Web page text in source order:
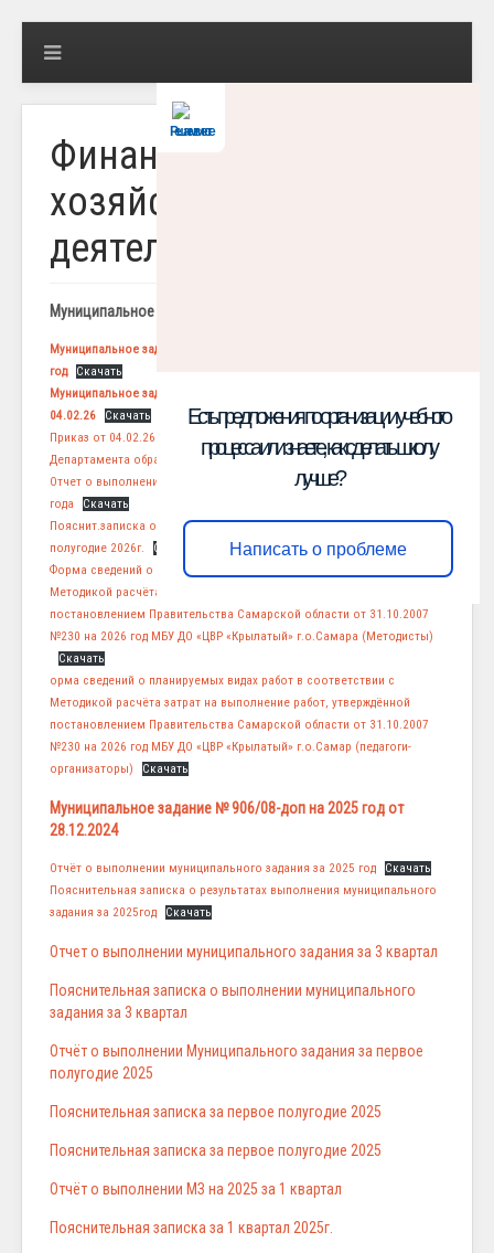
Решаем вместе
Есть предложения по организации учебного
процесса или знаете, как сделать школу
лучше?
Написать о проблеме
Финансово-
хозяйственная
деятельность
Муниципальное задание
Муниципальное задание 906/УДО/2026-6-3-изм на 2 полугодие 2026
год
Скачать
Муниципальное задание № 906/УДО/2026-1/1-изм на 2026год от
04.02.26
Скачать
Приказ от 04.02.26 № 73-од «О внесении изменений в приказ
Департамента образования от 30.12.2025г. № 1662-од
Скачать
Отчет о выполнении муниципальног задания за 1 полугодие 2026
года
Скачать
Пояснит.записка о выполнении муниципального задания за 1
полугодие 2026г.
Скачать
Форма сведений о планируемых видах работ в соответствии с
Методикой расчёта затрат на выполнение работ, утверждённой
постановлением Правительства Самарской области от 31.10.2007
№230 на 2026 год МБУ ДО «ЦВР «Крылатый» г.о.Самара (Методисты)
Скачать
орма сведений о планируемых видах работ в соответствии с
Методикой расчёта затрат на выполнение работ, утверждённой
постановлением Правительства Самарской области от 31.10.2007
№230 на 2026 год МБУ ДО «ЦВР «Крылатый» г.о.Самар (педагоги-
организаторы)
Скачать
Муниципальное задание № 906/08-доп на 2025 год от
28.12.2024
Отчёт о выполнении муниципального задания за 2025 год
Скачать
Пояснительная записка о результатах выполнения муниципального
задания за 2025год
Скачать
Отчет о выполнении муниципального задания за 3 квартал
Пояснительная записка о выполнении муниципального
задания за 3 квартал
Отчёт о выполнении Муниципального задания за первое
полугодие 2025
Пояснительная записка за первое полугодие 2025
Пояснительная записка за первое полугодие 2025
Отчёт о выполнении МЗ на 2025 за 1 квартал
Пояснительная записка за 1 квартал 2025г.